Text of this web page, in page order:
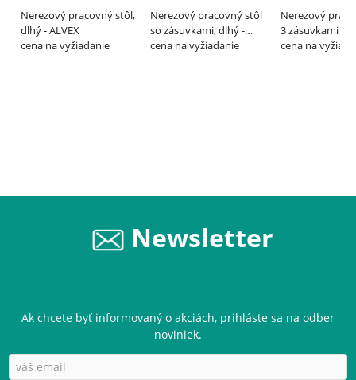
Nerezový pracovný stôl,
dlhý - ALVEX
cena na vyžiadanie
Nerezový pracovný stôl
so zásuvkami, dlhý -
ALVEX
cena na vyžiadanie
Nerezový
3 zásuvkami a
policou - ALVEX
cena na
Newsletter
Ak chcete byť informovaný o akciách, prihláste sa na odber
noviniek.